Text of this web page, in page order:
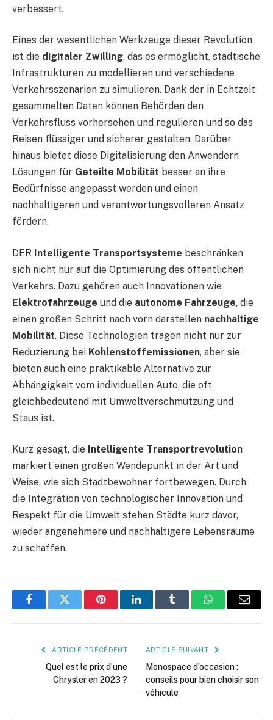
verbessert.
Eines der wesentlichen Werkzeuge dieser Revolution
ist die digitaler Zwilling, das es ermöglicht, städtische
Infrastrukturen zu modellieren und verschiedene
Verkehrsszenarien zu simulieren. Dank der in Echtzeit
gesammelten Daten können Behörden den
Verkehrsfluss vorhersehen und regulieren und so das
Reisen flüssiger und sicherer gestalten. Darüber
hinaus bietet diese Digitalisierung den Anwendern
Lösungen für Geteilte Mobilität besser an ihre
Bedürfnisse angepasst werden und einen
nachhaltigeren und verantwortungsvolleren Ansatz
fördern.
DER Intelligente Transportsysteme beschränken
sich nicht nur auf die Optimierung des öffentlichen
Verkehrs. Dazu gehören auch Innovationen wie
Elektrofahrzeuge und die autonome Fahrzeuge, die
einen großen Schritt nach vorn darstellen nachhaltige
Mobilität. Diese Technologien tragen nicht nur zur
Reduzierung bei Kohlenstoffemissionen, aber sie
bieten auch eine praktikable Alternative zur
Abhängigkeit vom individuellen Auto, die oft
gleichbedeutend mit Umweltverschmutzung und
Staus ist.
Kurz gesagt, die Intelligente Transportrevolution
markiert einen großen Wendepunkt in der Art und
Weise, wie sich Stadtbewohner fortbewegen. Durch
die Integration von technologischer Innovation und
Respekt für die Umwelt stehen Städte kurz davor,
wieder angenehmere und nachhaltigere Lebensräume
zu schaffen.
FacebookTwitter PinterestLinkedInTumblr WhatsApp
E-
ARTICLE PRÉCÉDENT
Quel est le prix d’une
Chrysler en 2023 ?
ARTICLE SUIVANT
Monospace d’occasion :
conseils pour bien choisir son
véhicule